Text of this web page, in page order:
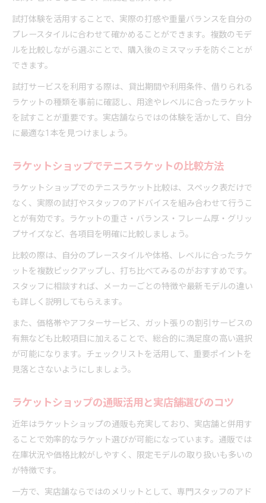
試打体験を活用することで、実際の打感や重量バランスを自分の
プレースタイルに合わせて確かめることができます。複数のモデ
ルを比較しながら選ぶことで、購入後のミスマッチを防ぐことが
できます。
試打サービスを利用する際は、貸出期間や利用条件、借りられる
ラケットの種類を事前に確認し、用途やレベルに合ったラケット
を試すことが重要です。実店舗ならではの体験を活かして、自分
に最適な1本を見つけましょう。
ラケットショップでテニスラケットの比較方法
ラケットショップでのテニスラケット比較は、スペック表だけで
なく、実際の試打やスタッフのアドバイスを組み合わせて行うこ
とが有効です。ラケットの重さ・バランス・フレーム厚・グリッ
プサイズなど、各項目を明確に比較しましょう。
比較の際は、自分のプレースタイルや体格、レベルに合ったラケ
ットを複数ピックアップし、打ち比べてみるのがおすすめです。
スタッフに相談すれば、メーカーごとの特徴や最新モデルの違い
も詳しく説明してもらえます。
また、価格帯やアフターサービス、ガット張りの割引サービスの
有無なども比較項目に加えることで、総合的に満足度の高い選択
が可能になります。チェックリストを活用して、重要ポイントを
見落とさないようにしましょう。
ラケットショップの通販活用と実店舗選びのコツ
近年はラケットショップの通販も充実しており、実店舗と併用す
ることで効率的なラケット選びが可能になっています。通販では
在庫状況や価格比較がしやすく、限定モデルの取り扱いも多いの
が特徴です。
一方で、実店舗ならではのメリットとして、専門スタッフのアド